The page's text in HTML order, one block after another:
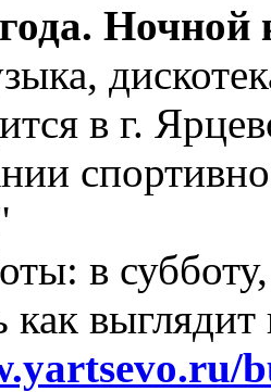
в г.
в
как